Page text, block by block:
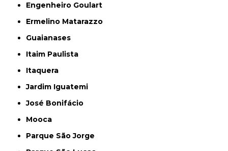
Engenheiro Goulart
Ermelino Matarazzo
Guaianases
Itaim Paulista
Itaquera
Jardim Iguatemi
José Bonifácio
Mooca
Parque São Jorge